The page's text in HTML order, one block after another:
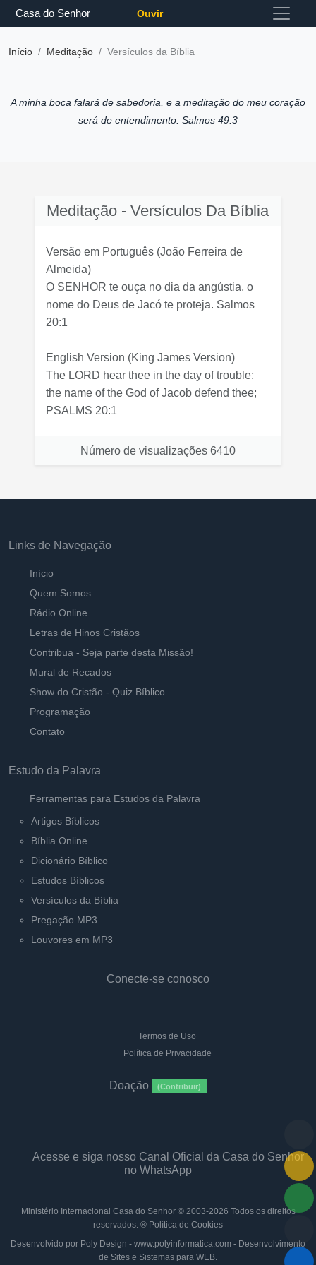
Casa do Senhor Ouvir
Início Meditação Versículos da Bíblia
A minha boca falará de sabedoria, e a meditação do meu coração
será de entendimento. Salmos 49:3
Meditação - Versículos Da Bíblia
Versão em Português (João Ferreira de
Almeida)
O SENHOR te ouça no dia da angústia, o
nome do Deus de Jacó te proteja. Salmos
20:1
English Version (King James Version)
The LORD hear thee in the day of trouble;
the name of the God of Jacob defend thee;
PSALMS 20:1
Número de visualizações 6410
Links de Navegação
Início
Quem Somos
Rádio Online
Letras de Hinos Cristãos
Contribua - Seja parte desta Missão!
Mural de Recados
Show do Cristão - Quiz Bíblico
Programação
Contato
Estudo da Palavra
Ferramentas para Estudos da Palavra
Artigos Bíblicos
Bíblia Online
Dicionário Bíblico
Estudos Bíblicos
Versículos da Bíblia
Pregação MP3
Louvores em MP3
Conecte-se conosco
Termos de Uso
Política de Privacidade
Doação (Contribuir)
Acesse e siga nosso Canal Oficial da Casa do Senhor
no WhatsApp
Ministério Internacional Casa do Senhor© 2003-2026 Todos os direitos
reservados. ® Política de Cookies
Desenvolvido por Poly Design - www.polyinformatica.com - Desenvolvimento
de Sites e Sistemas para WEB.